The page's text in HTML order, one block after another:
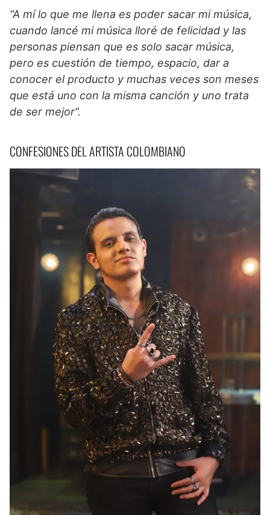
“A mí lo que me llena es poder sacar mi música,
cuando lancé mi música lloré de felicidad y las
personas piensan que es solo sacar música,
pero es cuestión de tiempo, espacio, dar a
conocer el producto y muchas veces son meses
que está uno con la misma canción y uno trata
de ser mejor”.
CONFESIONES DEL ARTISTA COLOMBIANO